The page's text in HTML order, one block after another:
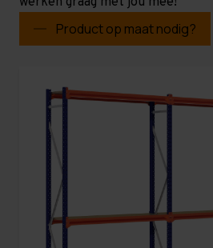
Product op maat nodig?